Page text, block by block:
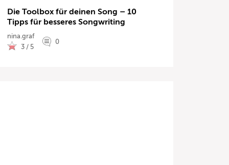
Die Toolbox für deinen Song – 10
Tipps für besseres Songwriting
nina.graf
3 / 5
0